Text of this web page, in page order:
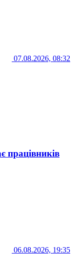
07.08.2026, 08:32
працівників
06.08.2026, 19:35